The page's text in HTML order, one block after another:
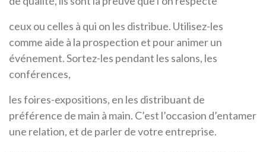
ceux ou celles à qui on les distribue. Utilisez-les
comme aide à la prospection et pour animer un
événement. Sortez-les pendant les salons, les
conférences,
les foires-expositions, en les distribuant de
préférence de main à main. C’est l’occasion d’entamer
une relation, et de parler de votre entreprise.